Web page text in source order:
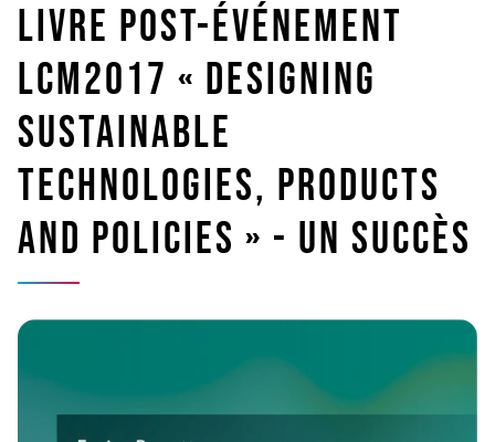
Livre post-événement
LCM2017 « Designing
Sustainable
Technologies, Products
and Policies » - Un succès